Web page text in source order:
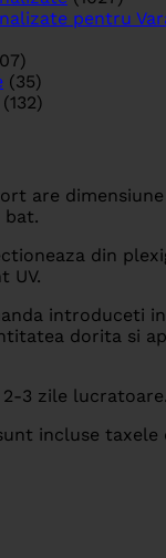
pentru
(35)
(132)
are
bat.
din
UV.
introduceti
dorita si
3 zile lucratoare.
incluse taxele